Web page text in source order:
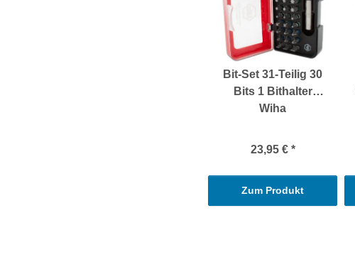
Bit-Set 31-Teilig 30
Bits 1 Bithalter
Wiha
23,95 € *
Zum Produkt